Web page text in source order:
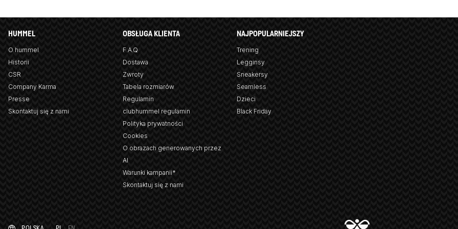
HUMMEL
O hummel
Historii
CSR
Company Karma
Presse
Skontaktuj się z nami
OBSŁUGA KLIENTA
F.A.Q
Dostawa
Zwroty
Tabela rozmiarów
Regulamin
clubhummel regulamin
Polityka prywatności
Cookies
O obrazach generowanych przez
AI
Warunki kampanii*
Skontaktuj się z nami
NAJPOPULARNIEJSZY
Trening
Legginsy
Sneakersy
Seamless
Dzieci
Black Friday